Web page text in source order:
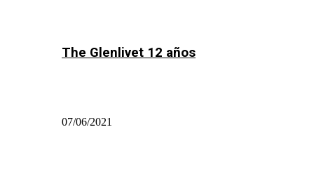
The Glenlivet 12 años
07/06/2021